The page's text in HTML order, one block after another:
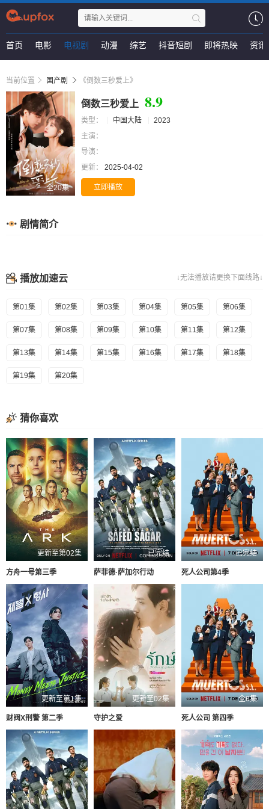
首页 电影 电视剧 动漫 综艺 抖音短剧 即将热映 资讯
当前位置 国产剧 《倒数三秒爱上》
全20集
倒数三秒爱上 8.9
类型： 中国大陆
2023
主演：
导演：
更新：
2025-04-02
立即播放
剧情简介
↓无法播放请更换下面线路↓
播放加速云
第01集 第02集 第03集 第04集 第05集 第06集
第07集 第08集 第09集 第10集 第11集 第12集
第13集 第14集 第15集 第16集 第17集 第18集
第19集 第20集
猜你喜欢
更新至第02集
方舟一号第三季
已完结
萨菲德·萨加尔行动
已完结
死人公司第4季
更新至第1集
财阀X刑警 第二季
更新至02集
守护之爱
全6集
死人公司 第四季